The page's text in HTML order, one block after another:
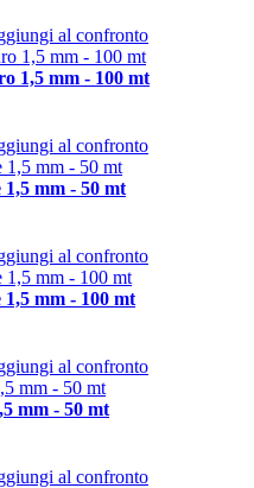
al confronto
1,5 mm - 100 mt
al confronto
mm - 50 mt
al confronto
mm - 100 mt
al confronto
mm - 50 mt
al confronto